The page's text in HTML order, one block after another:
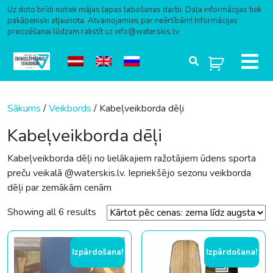
Uz doto brīdi notiek mājas lapas labošanas darbi. Daļa informācijas tiek
pakāpeniski atjaunota. Atvainojamies par neērtībām! Informācijas
precizēšanai lūdzam rakstīt uz info@waterskis.lv.
Sākums/Veikbords/ Kabeļveikborda dēļi
Kabeļveikborda dēļi
Kabeļveikborda dēļi no lielākajiem ražotājiem ūdens sporta
preču veikalā @waterskis.lv. Iepriekšējo sezonu veikborda
dēļi par zemākām cenām
Showing all 6 results Sorted by price: low to high
Izpārdošana! Izpārdošana!